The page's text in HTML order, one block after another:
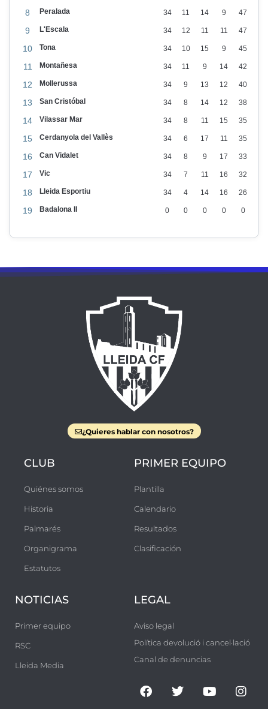
8 Peralada 34 11 14 9 47
9 L'Escala 34 12 11 11 47
10 Tona 34 10 15 9 45
11 Montañesa 34 11 9 14 42
12 Mollerussa 34 9 13 12 40
13 San Cristóbal 34 8 14 12 38
14 Vilassar Mar 34 8 11 15 35
15 Cerdanyola del Vallès 34 6 17 11 35
16 Can Vidalet 34 8 9 17 33
17 Vic 34 7 11 16 32
18 Lleida Esportiu 34 4 14 16 26
19 Badalona II 0 0 0 0 0
¿Quieres hablar con nosotros?
CLUB
Quiénes somos
Historia
Palmarés
Organigrama
Estatutos
PRIMER EQUIPO
Plantilla
Calendario
Resultados
Clasificación
NOTICIAS
Primer equipo
RSC
Lleida Media
LEGAL
Aviso legal
Política devolució i cancel·lació
Canal de denuncias